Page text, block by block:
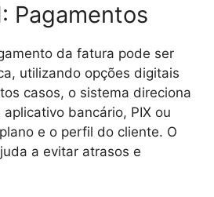
Pagamentos
da fatura pode ser
utilizando opções digitais
casos, o sistema direciona
bancário, PIX ou
e o perfil do cliente. O
a evitar atrasos e